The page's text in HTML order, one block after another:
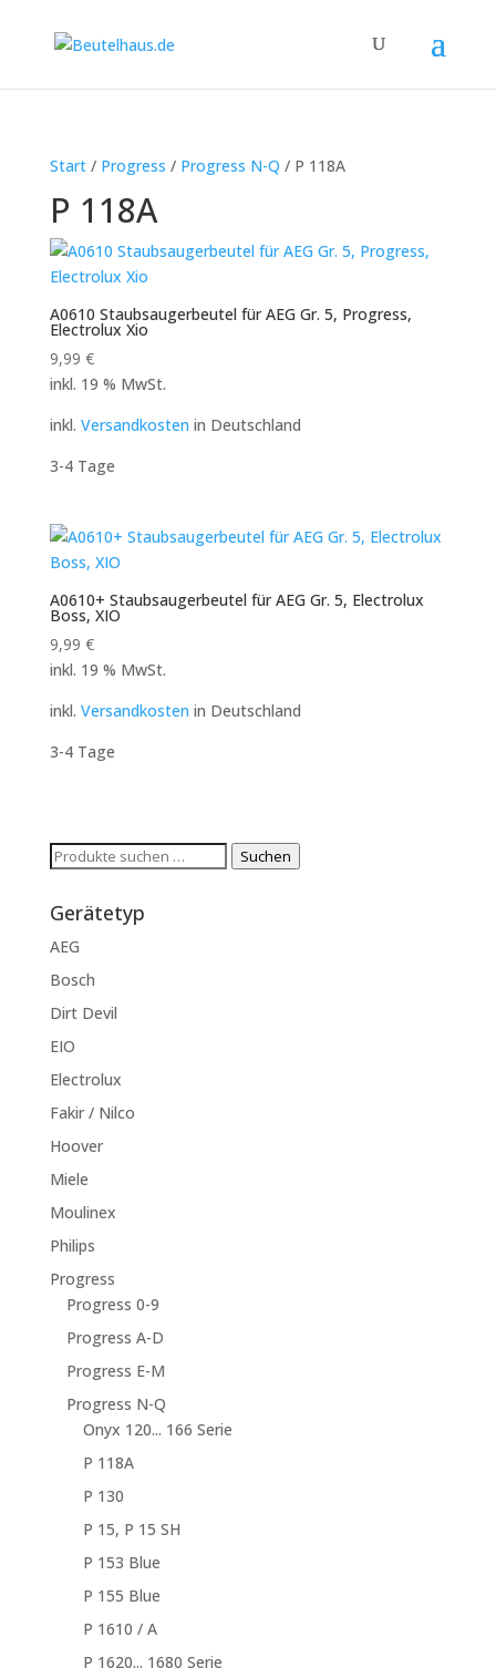
Start/ Progress / Progress N-Q / P 118A
P 118A
A0610 Staubsaugerbeutel für AEG Gr. 5, Progress,
Electrolux Xio
9,99 €
inkl. 19 % MwSt.
inkl. Versandkosten in Deutschland
3-4 Tage
A0610+ Staubsaugerbeutel für AEG Gr. 5, Electrolux
Boss, XIO
9,99 €
inkl. 19 % MwSt.
inkl. Versandkosten in Deutschland
3-4 Tage
Suchen
Suchen
Gerätetyp
AEG
Bosch
Dirt Devil
EIO
Electrolux
Fakir / Nilco
Hoover
Miele
Moulinex
Philips
Progress
Progress 0-9
Progress A-D
Progress E-M
Progress N-Q
Onyx 120... 166 Serie
P 118A
P 130
P 15, P 15 SH
P 153 Blue
P 155 Blue
P 1610 / A
P 1620... 1680 Serie